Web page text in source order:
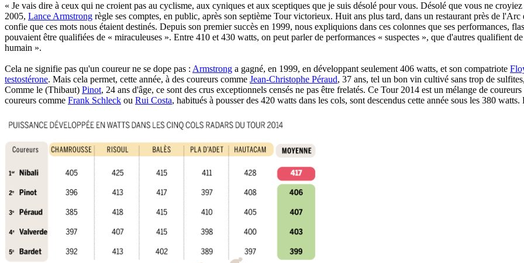
« Je vais dire à ceux qui ne croient pas au cyclisme, aux cyniques et aux sceptiques que je suis désolé pour vous. Désolé que vous ne
2005, Lance Armstrong règle ses comptes, en public, après son septième Tour victorieux. Huit ans plus tard, dans un restaurant près de
confie que ces mots nous étaient destinés. Depuis son premier succès en 1999, nous expliquions dans ces colonnes que ses performances,
pouvaient être qualifiées de « miraculeuses ». Entre 410 et 430 watts, on peut parler de performances « suspectes », que d'autres qualifient
humain ».
Cela ne signifie pas qu'un coureur ne se dope pas : Armstrong a gagné, en 1999, en développant seulement 406 watts, et son compatriote
testostérone. Mais cela permet, cette année, à des coureurs comme Jean-Christophe Péraud, 37 ans, tel un bon vin cultivé sans trop de
Comme le (Thibaut) Pinot, 24 ans d'âge, ce sont des crus exceptionnels censés ne pas être frelatés. Ce Tour 2014 est un mélange de
coureurs comme Frank Schleck ou Rui Costa, habitués à pousser des 420 watts dans les cols, sont descendus cette année sous les 380